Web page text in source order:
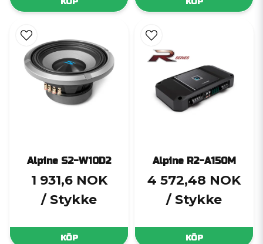
Alpine S2-W10D2
1 931,6 NOK
/ Stykke
KÖP
Alpine R2-A150M
4 572,48 NOK
/ Stykke
KÖP